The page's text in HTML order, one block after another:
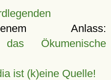
Anlass:
Ökumenische
ist (k)eine Quelle!